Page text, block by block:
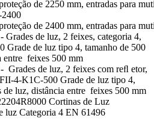
de 2250 mm, entradas para
de 2400 mm, entradas para
de luz, 2 feixes, categoria 4,
Grade de luz tipo 4, tamanho de 500
entre feixes 500 mm
Grades de luz, 2 feixes com reﬂ etor,
4-K1C-500 Grade de luz tipo 4,
de luz, distância entre feixes 500 mm
Cortinas de Luz
luz Categoria 4 EN 61496